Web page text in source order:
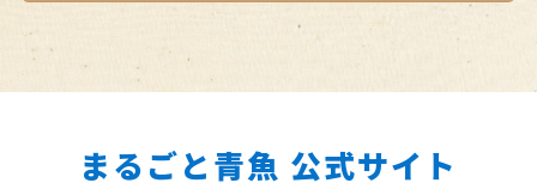
まるごと青魚 公式サイト